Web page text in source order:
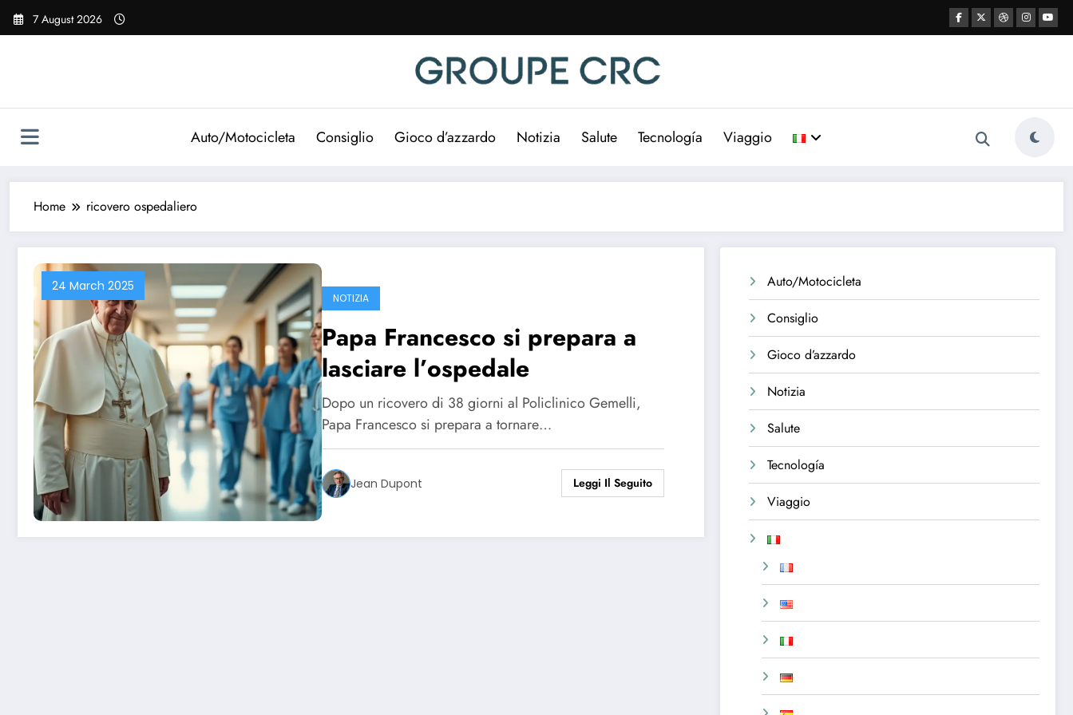
Vai
7 August 2026
Auto/Motocicleta Consiglio Gioco d’azzardo Notizia Salute Tecnología Viaggio
Home ricovero ospedaliero
24 March 2025
NOTIZIA
Papa Francesco si prepara a
lasciare l’ospedale
Dopo un ricovero di 38 giorni al Policlinico Gemelli,
Papa Francesco si prepara a tornare…
Jean Dupont Leggi Il Seguito
Auto/Motocicleta
Consiglio
Gioco d’azzardo
Notizia
Salute
Tecnología
Viaggio